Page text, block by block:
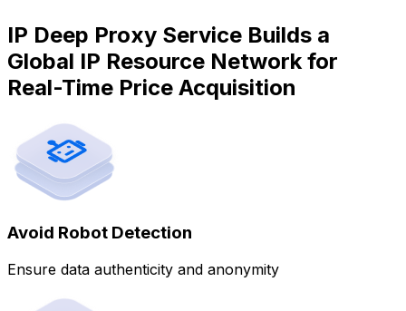
IP Deep Proxy Service Builds a
Global IP Resource Network for
Real-Time Price Acquisition
Avoid Robot Detection
Ensure data authenticity and anonymity